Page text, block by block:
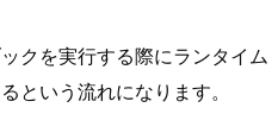
クを実行する際にランタイム
という流れになります。